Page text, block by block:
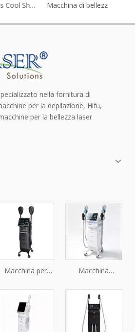
Cryolipolysis Cool Shaping Machine Macchina di bellezza dimagrante per criolipolisi
nella fornitura di
per la depilazione, Hifu,
per la bellezza laser
Macchina per
HIEMT
per trattamenti di
modellamento
del corpo non
Macchina
la tonificazione
muscolare e il
rassodamento
del corpo EMS